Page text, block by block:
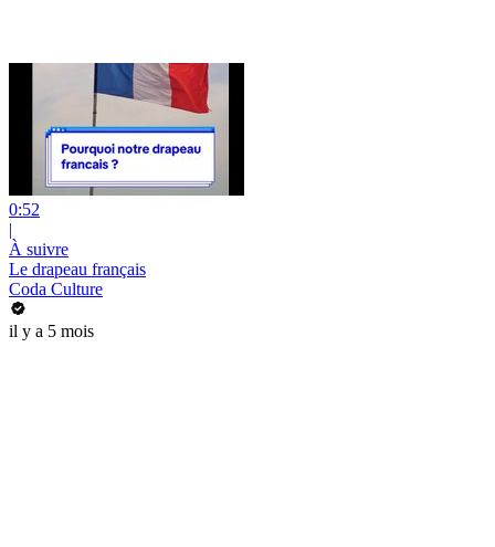
0:52
|
À suivre
Le drapeau français
Coda Culture
il y a 5 mois